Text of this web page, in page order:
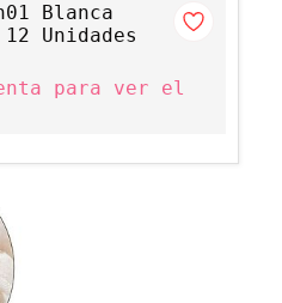
Blanca
Unidades
para ver el